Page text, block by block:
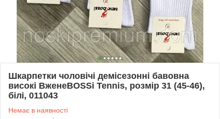
Шкарпетки чоловічі демісезонні бавовна
високі ВженеBOSSi Tennis, розмір 31 (45-46),
білі, 011043
Немає в наявності